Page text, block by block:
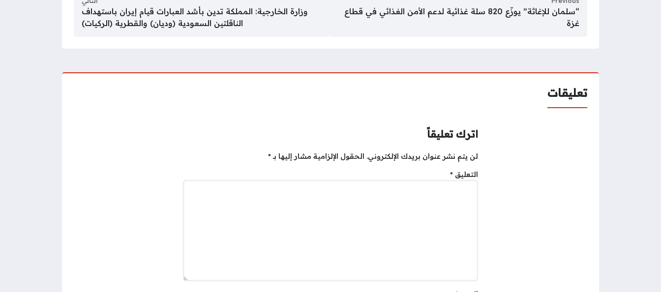
“سلمان للإغاثة” يوزّع 820 سلة غذائية لدعم الأمن الغذائي في قطاع
غزة
وزارة الخارجية: المملكة تدين بأشد العبارات قيام إيران باستهداف
الناقلتين السعودية (وديان) والقطرية (الركيات)
تعليقات
اترك تعليقاً
لن يتم نشر عنوان بريدك الإلكتروني. الحقول الإلزامية مشار إليها بـ*
التعليق *